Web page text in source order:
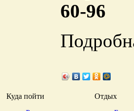
60-96
Куда пойти
Отдых